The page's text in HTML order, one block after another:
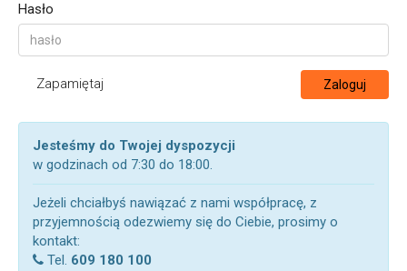
Hasło
Zapamiętaj Zaloguj
Jesteśmy do Twojej dyspozycji
w godzinach od 7:30 do 18:00.
Jeżeli chciałbyś nawiązać z nami współpracę, z
przyjemnością odezwiemy się do Ciebie, prosimy o
kontakt:
Tel. 609 180 100